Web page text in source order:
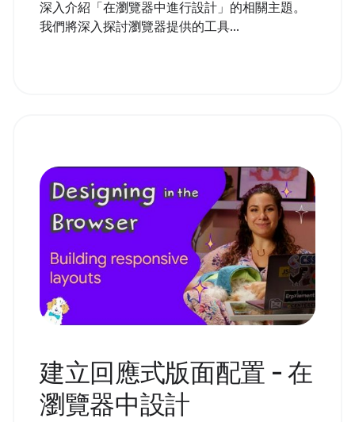
深入介紹「在瀏覽器中進行設計」的相關主題。
我們將深入探討瀏覽器提供的工具...
建立回應式版面配置 - 在
瀏覽器中設計